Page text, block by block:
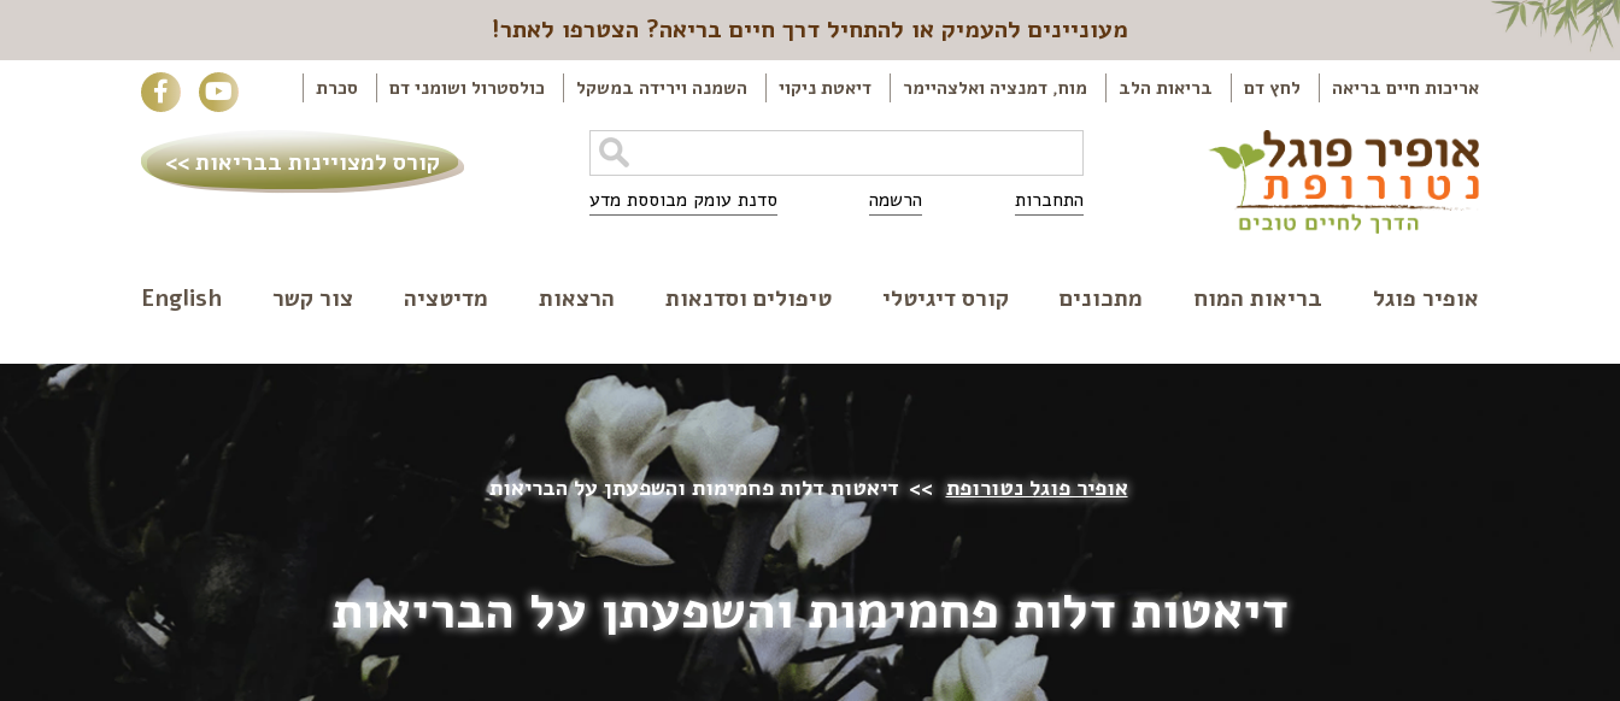
מעוניינים להעמיק או להתחיל דרך חיים בריאה? הצטרפו לאתר!
אריכות חיים בריאה לחץ דם בריאות הלב מוח, דמנציה ואלצהיימר דיאטת ניקוי השמנה וירידה במשקל כולסטרול ושומני דם סכרת
התחברות הרשמה סדנת עומק מבוססת מדע
קורס למצויינות בבריאות >>
אופיר פוגל בריאות המוח מתכונים קורס דיגיטלי טיפולים וסדנאות הרצאות מדיטציה צור קשר English
אופיר פוגל נטורופת >> דיאטות דלות פחמימות והשפעתן על הבריאות
דיאטות דלות פחמימות והשפעתן על הבריאות